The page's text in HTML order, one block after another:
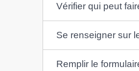
Vérifier qui peut
Se renseigner sur
Remplir le